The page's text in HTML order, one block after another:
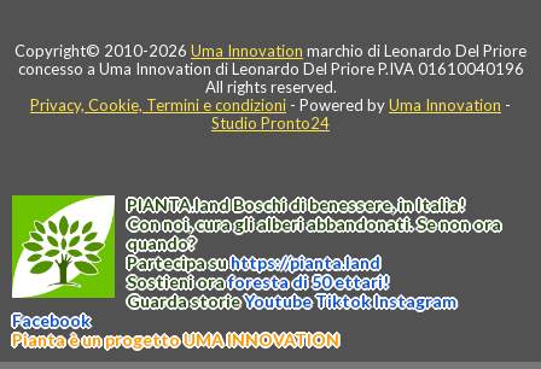
Copyright© 2010-2026 Uma Innovation marchio di Leonardo Del Priore
concesso a Uma Innovation di Leonardo Del Priore P.IVA 01610040196
All rights reserved.
Privacy, Cookie, Termini e condizioni - Powered byUma Innovation -
Studio Pronto24
PIANTA.landBoschi di benessere, in Italia!
Con noi, cura gli alberi abbandonati. Se non ora
quando?
Partecipa suhttps://pianta.land
Sostieni oraforesta di 50 ettari!
Guarda storieYoutubeTiktokInstagram
Facebook
Pianta è un progetto UMA INNOVATION